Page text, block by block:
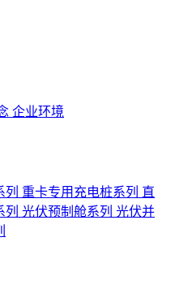
企业环境
列 重卡专用充电桩系列 直
列 光伏预制舱系列 光伏并